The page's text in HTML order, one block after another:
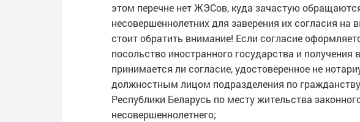
этом перечне нет ЖЭСов, куда зачастую
несовершеннолетних для заверения их согласия на
стоит обратить внимание! Если согласие
посольство иностранного государства и получения
принимается ли согласие, удостоверенное не
должностным лицом подразделения по
Республики Беларусь по месту жительства
несовершеннолетнего;